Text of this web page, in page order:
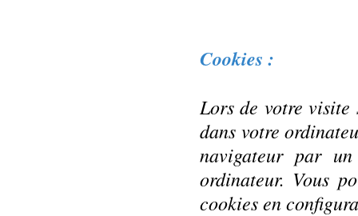
Cookies :
Lors de votre
dans votre
navigateur par
ordinateur. Vous
cookies en